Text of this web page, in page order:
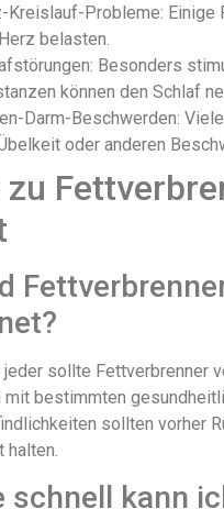
Kreislauf-Probleme: Einige
belasten.
Besonders
können den Schlaf
Darm-Beschwerden:
oder anderen
zu
jeder sollte Fettverbrenner
mit bestimmten
sollten vorher
halten.
schnell kann